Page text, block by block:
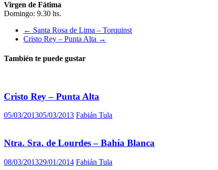
Virgen de Fátima
Domingo: 9.30 hs.
← Santa Rosa de Lima – Torquinst
Cristo Rey – Punta Alta →
También te puede gustar
Cristo Rey – Punta Alta
05/03/201305/03/2013 Fabián Tula
Ntra. Sra. de Lourdes – Bahía Blanca
08/03/201329/01/2014 Fabián Tula